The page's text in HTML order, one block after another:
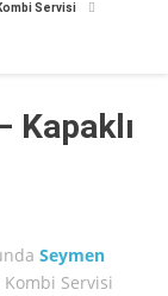
Servisi
Kapaklı
Seymen
Servisi